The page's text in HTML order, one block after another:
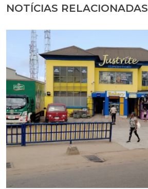
NOTÍCIAS RELACIONADAS